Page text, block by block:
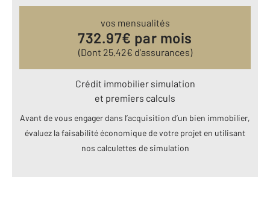
vos mensualités
732.97€ par mois
(Dont 25.42€ d’assurances)
Crédit immobilier simulation
et premiers calculs
Avant de vous engager dans l’acquisition d’un bien immobilier,
évaluez la faisabilité économique de votre projet en utilisant
nos calculettes de simulation